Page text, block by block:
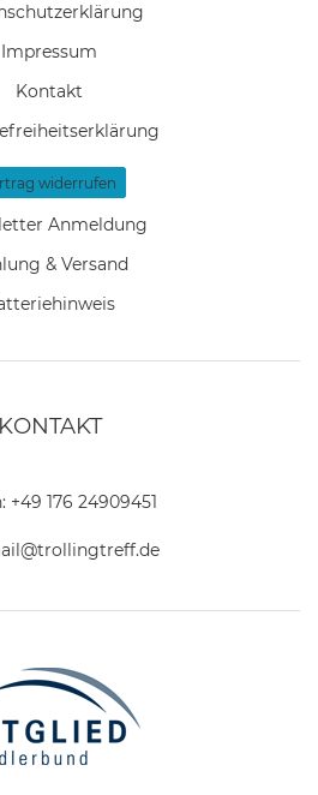
Impressum
Kontakt
widerrufen
Anmeldung
& Versand
KONTAKT
+49 176 24909451